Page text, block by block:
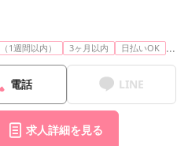
1週間以内） 3ヶ月以内 日払いOK ...
電話 LINE
求人詳細を見る